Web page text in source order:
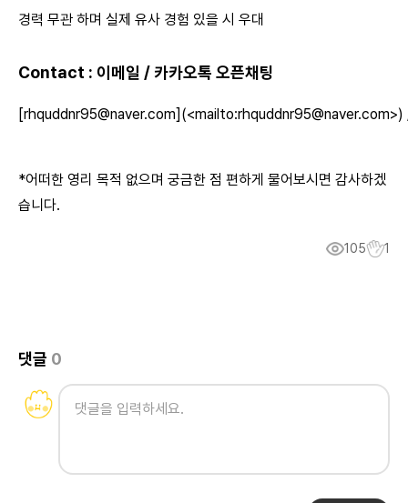
경력 무관 하며 실제 유사 경험 있을 시 우대
Contact : 이메일 / 카카오톡 오픈채팅
*어떠한 영리 목적 없으며 궁금한 점 편하게 물어보시면 감사하겠
습니다.
105 1
댓글 0